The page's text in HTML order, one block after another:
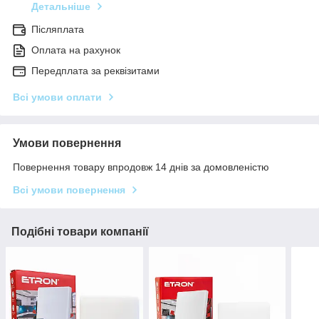
Детальніше
Післяплата
Оплата на рахунок
Передплата за реквізитами
Всі умови оплати
Умови повернення
Повернення товару впродовж 14 днів за домовленістю
Всі умови повернення
Подібні товари компанії